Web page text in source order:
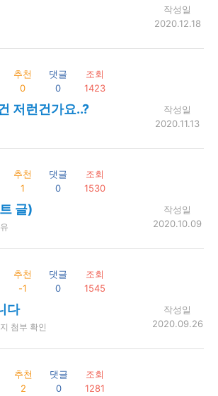
작성일
2020.12.18
추천
0
댓글
0
조회
1423
저런건가요..?
작성일
2020.11.13
추천
1
댓글
0
조회
1530
글)
작성일
2020.10.09
추천
-1
댓글
0
조회
1545
다
첨부 확인
작성일
2020.09.26
추천
2
댓글
0
조회
1281